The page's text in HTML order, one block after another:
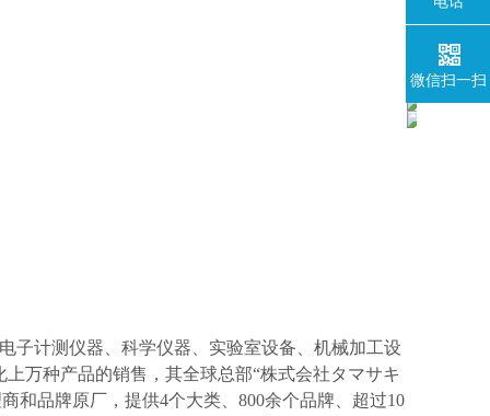
子计测仪器、科学仪器、实验室设备、机械加工设
万种产品的销售，其全球总部“株式会社タマサキ
和品牌原厂，提供4个大类、800余个品牌、超过10
微信扫一扫